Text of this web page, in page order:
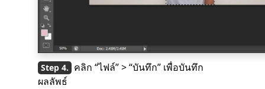
คลิก “ไฟล์” > “บันทึก” เพื่อบันทึก
ผลลัพธ์